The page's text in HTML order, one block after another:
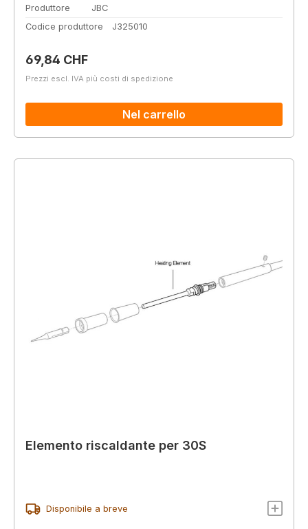
Produttore
JBC
Codice produttore
J325010
Prezzo normale:
69,84 CHF
Prezzi escl. IVA più costi di spedizione
Nel carrello
Elemento riscaldante per 30S
Disponibile a breve